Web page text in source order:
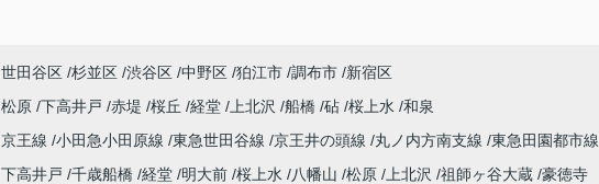
世田谷区 杉並区 渋谷区 中野区 狛江市 調布市 新宿区
松原 下高井戸 赤堤 桜丘 経堂 上北沢 船橋 砧 桜上水 和泉
京王線 小田急小田原線 東急世田谷線 京王井の頭線 丸ノ内方南支線 東急田園都市線
下高井戸 千歳船橋 経堂 明大前 桜上水 八幡山 松原 上北沢 祖師ヶ谷大蔵 豪徳寺